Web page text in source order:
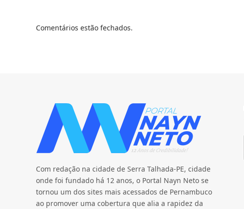
Comentários estão fechados.
Com redação na cidade de Serra Talhada-PE, cidade
onde foi fundado há 12 anos, o Portal Nayn Neto se
tornou um dos sites mais acessados de Pernambuco
ao promover uma cobertura que alia a rapidez da